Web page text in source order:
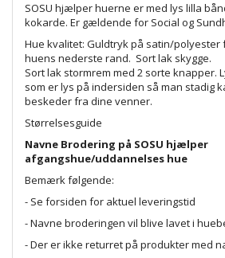
SOSU hjælper huerne er med lys lilla
kokarde. Er gældende for Social og
Hue kvalitet: Guldtryk på satin/
huens nederste rand. Sort lak skygge.
Sort lak stormrem med 2 sorte knapper.
som er lys på indersiden så man stadig
beskeder fra dine venner.
Størrelsesguide
Navne Brodering på SOSU hjælper
afgangshue/uddannelses hue
Bemærk følgende:
- Se forsiden for aktuel leveringstid
- Navne broderingen vil blive lavet i
- Der er ikke returret på produkter med